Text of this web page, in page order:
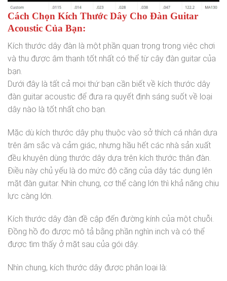
Cách Chọn Kích Thước Dây Cho Đàn Guitar
Acoustic Của Bạn:
Kích thước dây đàn là một phần quan trọng trong việc chơi
và thu được âm thanh tốt nhất có thể từ cây đàn guitar của
bạn.
Dưới đây là tất cả mọi thứ bạn cần biết về kích thước dây
đàn guitar acoustic để đưa ra quyết định sáng suốt về loại
dây nào là tốt nhất cho bạn.
Mặc dù kích thước dây phụ thuộc vào sở thích cá nhân dựa
trên âm sắc và cảm giác, nhưng hầu hết các nhà sản xuất
đều khuyên dùng thước dây dựa trên kích thước thân đàn.
Điều này chủ yếu là do mức độ căng của dây tác dụng lên
mặt đàn guitar. Nhìn chung, cơ thể càng lớn thì khả năng chịu
lực càng lớn.
Kích thước dây đàn đề cập đến đường kính của một chuỗi.
Đồng hồ đo được mô tả bằng phần nghìn inch và có thể
được tìm thấy ở mặt sau của gói dây.
Nhìn chung, kích thước dây được phân loại là: